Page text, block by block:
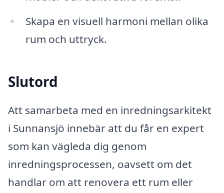
Skapa en visuell harmoni mellan olika
rum och uttryck.
Slutord
Att samarbeta med en inredningsarkitekt
i Sunnansjö innebär att du får en expert
som kan vägleda dig genom
inredningsprocessen, oavsett om det
handlar om att renovera ett rum eller